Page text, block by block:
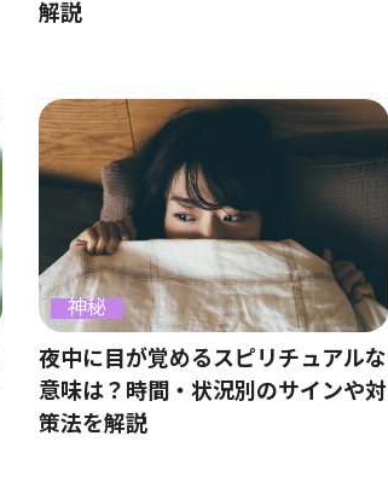
解説
神秘
夜中に目が覚めるスピリチュアルな
意味は？時間・状況別のサインや対
策法を解説